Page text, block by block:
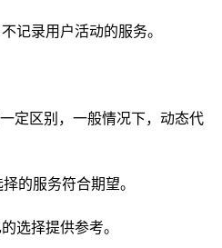
记录用户活动的服务。
定区别，一般情况下，动态代
的服务符合期望。
选择提供参考。